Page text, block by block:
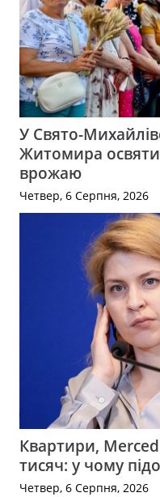
У Свято-
Житомира
врожаю
Четвер, 6 Серпня, 2026
Квартири,
тисяч: у чому
Четвер, 6 Серпня, 2026